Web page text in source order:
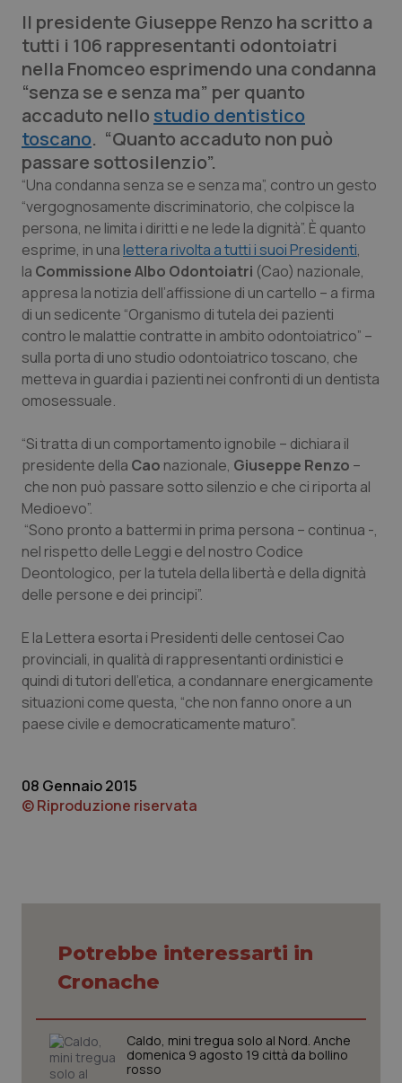
Lettere al direttore
Edizioni Regionali
QS Pro
Professionisti Sanitari.AI
Abruzzo
Basilicata
Calabria
Campania
Emilia-Romagna
Lazio
Liguria
Lombardia
Molise
Piemonte
Provincia Autonoma di Trento
Sardegna
Sicilia
Toscana
Umbria
QS Pro Gold
Artrite & artrosi
Asma & BPCO
Car-T
Colesterolo & coronaropatie
Diabete & glucometri
Disturbi dell’umore
Dolore
Epatiti
HIV
Ipertensione & Scompenso
Malattia di Crohn & Rettocolite Ulcerosa
Neuroscienze & patologie neurodegenerative
Obesità
Oftalmologia
QS Club Newsletter
Il presidente Giuseppe Renzo ha scritto a
tutti i 106 rappresentanti odontoiatri
nella Fnomceo esprimendo una condanna
“senza se e senza ma” per quanto
accaduto nello studio dentistico
toscano. “Quanto accaduto non può
passare sottosilenzio”.
“Una condanna senza se e senza ma”, contro un gesto
“vergognosamente discriminatorio, che colpisce la
persona, ne limita i diritti e ne lede la dignità”. È quanto
esprime, in unalettera rivolta a tutti i suoi Presidenti,
la Commissione Albo Odontoiatri (Cao) nazionale,
appresa la notizia dell’affissione di un cartello – a firma
di un sedicente “Organismo di tutela dei pazienti
contro le malattie contratte in ambito odontoiatrico” –
sulla porta di uno studio odontoiatrico toscano, che
metteva in guardia i pazienti nei confronti di un dentista
omosessuale.
“Si tratta di un comportamento ignobile – dichiara il
presidente della Cao nazionale, Giuseppe Renzo –
che non può passare sotto silenzio e che ci riporta al
Medioevo”.
“Sono pronto a battermi in prima persona – continua -,
nel rispetto delle Leggi e del nostro Codice
Deontologico, per la tutela della libertà e della dignità
delle persone e dei principi”.
E la Lettera esorta i Presidenti delle centosei Cao
provinciali, in qualità di rappresentanti ordinistici e
quindi di tutori dell’etica, a condannare energicamente
situazioni come questa, “che non fanno onore a un
paese civile e democraticamente maturo”.
08 Gennaio 2015
© Riproduzione riservata
Potrebbe interessarti in
Cronache
Caldo, mini tregua solo al Nord. Anche
domenica 9 agosto 19 città da bollino
rosso